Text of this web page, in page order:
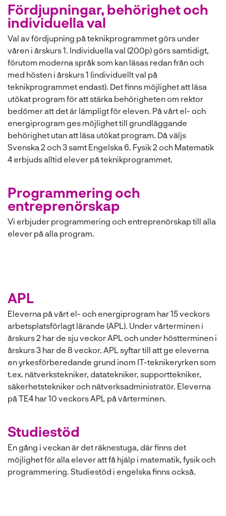
Fördjupningar, behörighet och
individuella val
Val av fördjupning på teknikprogrammet görs under
våren i årskurs 1. Individuella val (200p) görs samtidigt,
förutom moderna språk som kan läsas redan från och
med hösten i årskurs 1 (individuellt val på
teknikprogrammet endast). Det finns möjlighet att läsa
utökat program för att stärka behörigheten om rektor
bedömer att det är lämpligt för eleven. På vårt el- och
energiprogram ges möjlighet till grundläggande
behörighet utan att läsa utökat program. Då väljs
Svenska 2 och 3 samt Engelska 6. Fysik 2 och Matematik
4 erbjuds alltid elever på teknikprogrammet.
Programmering och
entreprenörskap
Vi erbjuder programmering och entreprenörskap till alla
elever på alla program.
APL
Eleverna på vårt el- och energiprogram har 15 veckors
arbetsplatsförlagt lärande (APL). Under vårterminen i
årskurs 2 har de sju veckor APL och under höstterminen i
årskurs 3 har de 8 veckor. APL syftar till att ge eleverna
en yrkesförberedande grund inom IT-teknikeryrken som
t.ex. nätverkstekniker, datatekniker, supporttekniker,
säkerhetstekniker och nätverksadministratör. Eleverna
på TE4 har 10 veckors APL på vårterminen.
Studiestöd
En gång i veckan är det räknestuga, där finns det
möjlighet för alla elever att få hjälp i matematik, fysik och
programmering. Studiestöd i engelska finns också.